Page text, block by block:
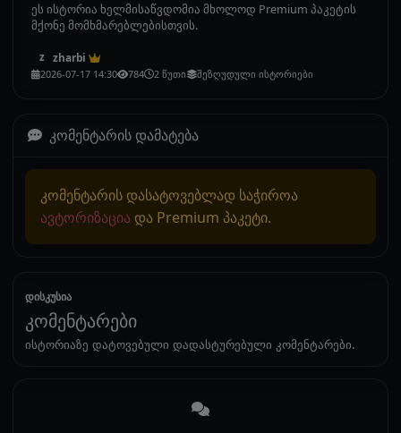
ეს ისტორია ხელმისაწვდომია მხოლოდ Premium პაკეტის
მქონე მომხმარებლებისთვის.
z zharbi
2026-07-17 14:30 784 2 წუთი შეზღუდული ისტორიები
კომენტარის დამატება
კომენტარის დასატოვებლად საჭიროა
ავტორიზაცია და Premium პაკეტი.
დისკუსია
კომენტარები
ისტორიაზე დატოვებული დადასტურებული კომენტარები.